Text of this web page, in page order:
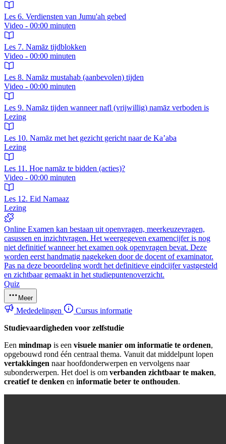
Les 6. Verdiensten van Jumu'ah gebed
Video - 00:00 minuten
Les 7. Namāz tijdblokken
Video - 00:00 minuten
Les 8. Namāz mustahab (aanbevolen) tijden
Video - 00:00 minuten
Les 9. Namāz tijden wanneer nafl (vrijwillig) namāz verboden is
Lezing
Les 10. Namāz met het gezicht gericht naar de Ka’aba
Lezing
Les 11. Hoe namāz te bidden (acties)?
Video - 00:00 minuten
Les 12. Eid Namaaz
Lezing
Online Examen kan bestaan uit openvragen, meerkeuzevragen,
casussen en inzichtvragen. Het weergegeven examencijfer is nog
niet definitief wanneer het examen ook openvragen bevat. Deze
worden eerst handmatig nagekeken door de docent of examinator.
Pas na deze beoordeling wordt het definitieve eindcijfer vastgesteld
en zichtbaar gemaakt in het studiepuntenoverzicht.
Quiz
Meer
Mededelingen
Cursus informatie
Studievaardigheden voor zelfstudie
Een mindmap is een visuele manier om informatie te ordenen,
opgebouwd rond één centraal thema. Vanuit dat middelpunt lopen
vertakkingen naar hoofdonderwerpen en vervolgens naar
subonderwerpen. Het doel is om verbanden zichtbaar te maken,
creatief te denken en informatie beter te onthouden.